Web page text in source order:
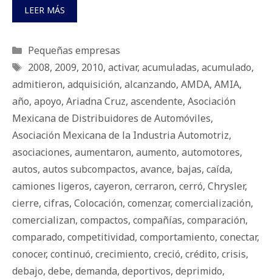
LEER MÁS
Categorías
Pequeñas empresas
Etiquetas
2008, 2009, 2010, activar, acumuladas, acumulado,
admitieron, adquisición, alcanzando, AMDA, AMIA,
año, apoyo, Ariadna Cruz, ascendente, Asociación
Mexicana de Distribuidores de Automóviles,
Asociación Mexicana de la Industria Automotriz,
asociaciones, aumentaron, aumento, automotores,
autos, autos subcompactos, avance, bajas, caída,
camiones ligeros, cayeron, cerraron, cerró, Chrysler,
cierre, cifras, Colocación, comenzar, comercialización,
comercializan, compactos, compañías, comparación,
comparado, competitividad, comportamiento, conectar,
conocer, continuó, crecimiento, creció, crédito, crisis,
debajo, debe, demanda, deportivos, deprimido,